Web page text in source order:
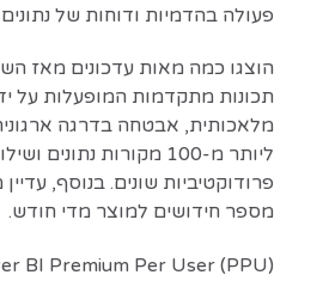
פעולה בהדמיות ודוחות של נתונים
הוצגו כמה מאות עדכונים מאז
תכונות מתקדמות המופעלות על
מלאכותית, אבטחה בדרגה
ליותר מ-100 מקורות
פרודוקטיביות שונים. בנוסף,
מספר חידושים למוצר מדי חודש.